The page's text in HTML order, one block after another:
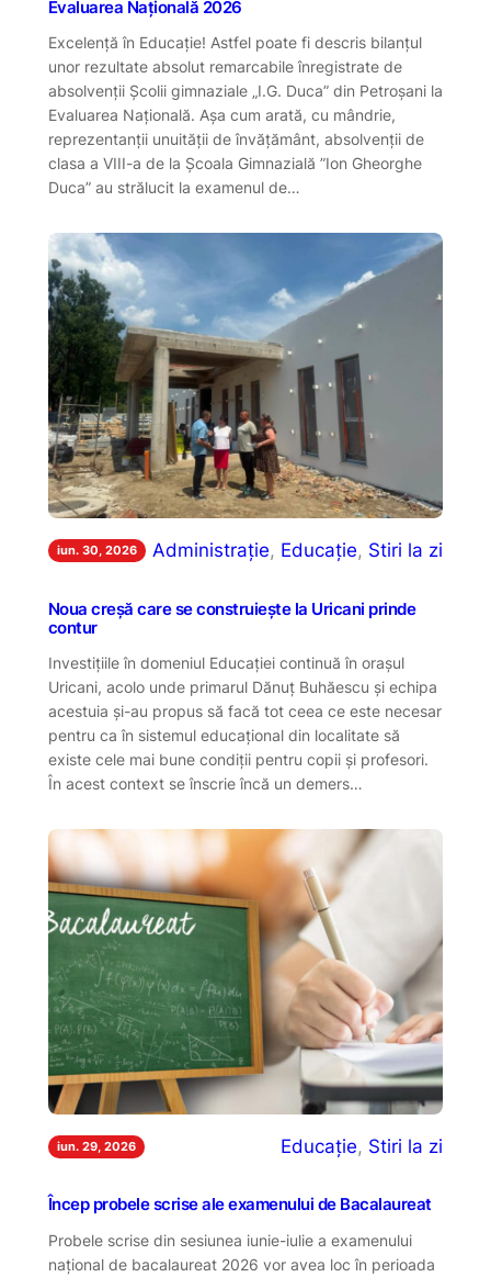
Evaluarea Națională 2026
Excelență în Educație! Astfel poate fi descris bilanțul
unor rezultate absolut remarcabile înregistrate de
absolvenții Școlii gimnaziale „I.G. Duca” din Petroșani la
Evaluarea Națională. Așa cum arată, cu mândrie,
reprezentanții unuității de învățământ, absolvenții de
clasa a VIII-a de la Școala Gimnazială ”Ion Gheorghe
Duca” au strălucit la examenul de…
iun. 30, 2026 Administrație, Educație, Stiri la zi
Noua creșă care se construiește la Uricani prinde
contur
Investițiile în domeniul Educației continuă în orașul
Uricani, acolo unde primarul Dănuț Buhăescu și echipa
acestuia și-au propus să facă tot ceea ce este necesar
pentru ca în sistemul educațional din localitate să
existe cele mai bune condiții pentru copii și profesori.
În acest context se înscrie încă un demers…
iun. 29, 2026 Educație, Stiri la zi
Încep probele scrise ale examenului de Bacalaureat
Probele scrise din sesiunea iunie-iulie a examenului
național de bacalaureat 2026 vor avea loc în perioada